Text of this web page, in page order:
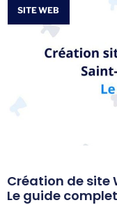
SITE WEB
Création de site
Le guide complet